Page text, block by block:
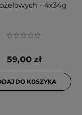
- 4x34g
59,00 zł
DO KOSZYKA